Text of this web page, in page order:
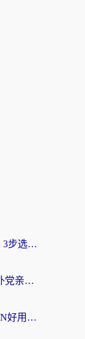
海外党必看：斧牛和飞鱼好用吗？3步选对回国加速器，无缝刷剧玩国服
穿梭和FlashBack归燕好用吗？海外党亲测3款热门回国加速器，教你选对不踩坑
海外看国内剧总卡？快帆TV版VPN好用吗？和快滚VPN对比哪个回国效果更好？